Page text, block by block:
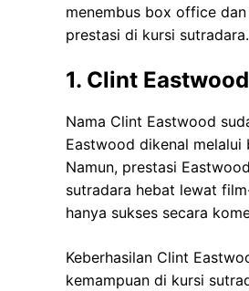
menembus box office
prestasi di kursi sutradara.
1. Clint Eastwood
Nama Clint Eastwood
Eastwood dikenal
Namun, prestasi
sutradara hebat lewat
hanya sukses secara
Keberhasilan Clint
kemampuan di kursi